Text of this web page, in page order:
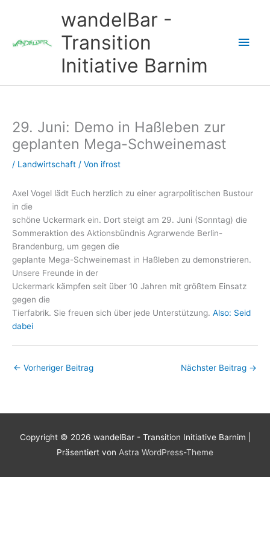
wandelBar -
Transition
Initiative Barnim
29. Juni: Demo in Haßleben zur
geplanten Mega-Schweinemast
/ Landwirtschaft / Von ifrost
Axel Vogel lädt Euch herzlich zu einer agrarpolitischen Bustour
in die
schöne Uckermark ein. Dort steigt am 29. Juni (Sonntag) die
Sommeraktion des Aktionsbündnis Agrarwende Berlin-
Brandenburg, um gegen die
geplante Mega-Schweinemast in Haßleben zu demonstrieren.
Unsere Freunde in der
Uckermark kämpfen seit über 10 Jahren mit größtem Einsatz
gegen die
Tierfabrik. Sie freuen sich über jede Unterstützung. Also: Seid
dabei
← Vorheriger Beitrag Nächster Beitrag →
Copyright © 2026 wandelBar - Transition Initiative Barnim
Präsentiert von Astra WordPress-Theme